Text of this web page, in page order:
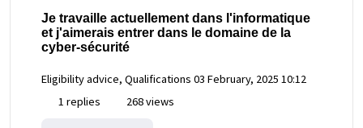
Je travaille actuellement dans l'informatique
et j'aimerais entrer dans le domaine de la
cyber-sécurité
Eligibility advice, Qualifications 03 February, 2025 10:12
1 replies
268 views